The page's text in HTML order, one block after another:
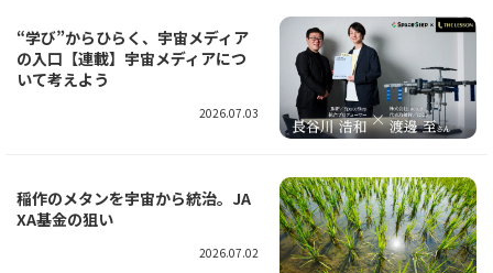
“学び”からひらく、宇宙メディア
の入口【連載】宇宙メディアにつ
いて考えよう
2026.07.03
稲作のメタンを宇宙から統治。JA
XA基金の狙い
2026.07.02